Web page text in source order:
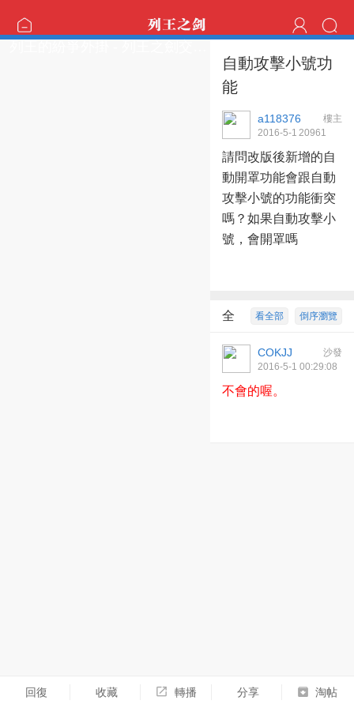
自動攻擊小號功
能
樓主
a118376
20961
2016-5-1
請問改版後新增的自
動開罩功能會跟自動
攻擊小號的功能衝突
嗎？如果自動攻擊小
號，會開罩嗎
倒序瀏覽
看全部
全
部回復 1 沙發
COKJJ
2016-5-1 00:29:08
不會的喔。
回復 收藏 轉播 分享 淘帖